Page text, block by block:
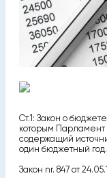
Ст.1: Закон о
которым Парламент
содержащий
один бюджетный год.
Закон nr. 847 от